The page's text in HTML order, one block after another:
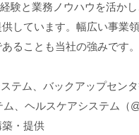
験と業務ノウハウを活か
しています。幅広い事業
ることも当社の強みです。
テム、バックアップセン
、ヘルスケアシステム（
・提供